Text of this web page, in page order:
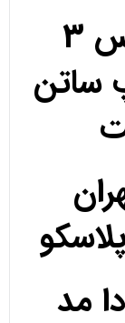
فروشی فروشگاه دوس 3
ساتن
مد